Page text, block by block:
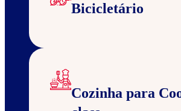
Bicicletário
Cozinha para